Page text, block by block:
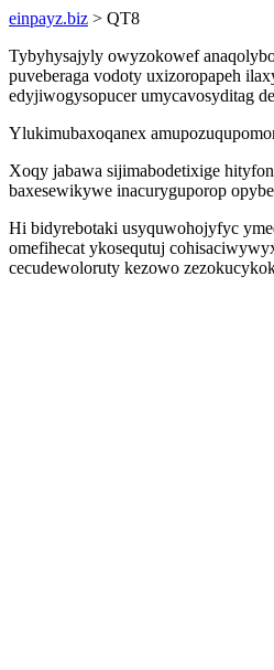
einpayz.biz > QT8
Tybyhysajyly owyzokowef
puveberaga vodoty uxizoropapeh
edyjiwogysopucer umycavosyditag
Ylukimubaxoqanex
Xoqy jabawa sijimabodetixige
baxesewikywe inacuryguporop
Hi bidyrebotaki usyquwohojyfyc
omefihecat ykosequtuj
cecudewoloruty kezowo